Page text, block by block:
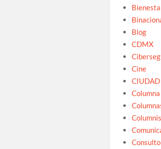
Blog
CDMX
Cine
Columna